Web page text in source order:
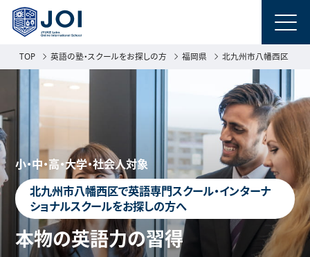
TOP 英語の塾・スクールをお探しの方 福岡県 北九州市八幡西区
小・中・高・大学・社会人対象
北九州市八幡西区で英語専門スクール・インターナ
ショナルスクールをお探しの方へ
本物の英語力の習得